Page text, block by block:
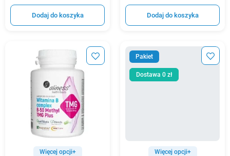
Dodaj do koszyka Dodaj do koszyka
Więcej opcji+
Pakiet
Dostawa 0 zł
Więcej opcji+